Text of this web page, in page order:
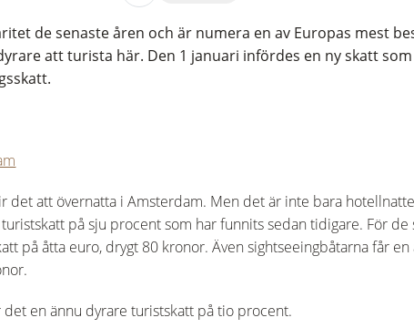
de senaste åren och är numera en av Europas mest
att turista här. Den 1 januari infördes en ny skatt
det att övernatta i Amsterdam. Men det är inte bara
på sju procent som har funnits sedan tidigare. För
på åtta euro, drygt 80 kronor. Även sightseeingbåtarna får
en ännu dyrare turistskatt på tio procent.